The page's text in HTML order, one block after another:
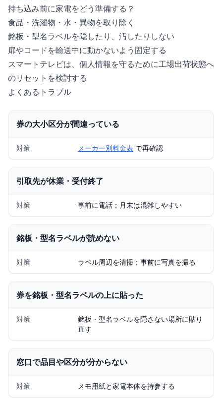
持ち込み前に家電をどう準備する？
食品・洗濯物・水・異物を取り除く
銘板・型名ラベルを隠したり、汚したりしない
扉やコードを輸送中に動かないよう固定する
スマートテレビは、個人情報を守るために工場出荷状態へ
のリセットを検討する
よくあるトラブル
券の大小区分が間違っている
対策 メーカー別料金表 で再確認
引取先が休業・受付終了
対策 事前に電話；月末は混雑しやすい
銘板・型名ラベルが読めない
対策 ラベル周辺を清掃；事前に写真を撮る
券を銘板・型名ラベルの上に貼った
対策
銘板・型名ラベルを隠さない場所に貼り
直す
窓口で品目や区分が分からない
対策 メモ用紙と家電本体を持参する